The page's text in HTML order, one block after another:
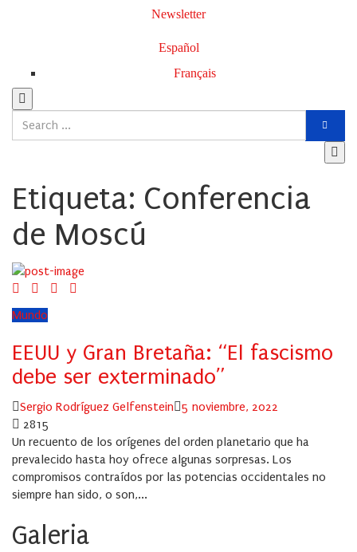
Newsletter
Español
Français
Etiqueta: Conferencia
de Moscú
Mundo
EEUU y Gran Bretaña: “El fascismo
debe ser exterminado”
Author
Sergio Rodríguez Gelfenstein
Posted
5 noviembre, 2022
2815
Un recuento de los orígenes del orden planetario que ha
prevalecido hasta hoy ofrece algunas sorpresas. Los
compromisos contraídos por las potencias occidentales no
siempre han sido, o son,...
Galeria